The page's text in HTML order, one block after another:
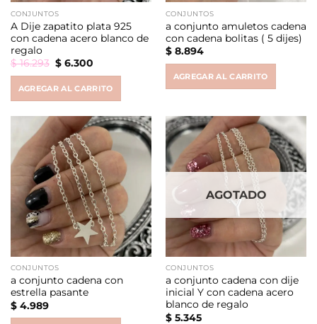
CONJUNTOS
A Dije zapatito plata 925
con cadena acero blanco de
regalo
$16.293 Original
price
$ 16.293.
$6.300Current
$ 6.300.
AGREGAR AL CARRITO
CONJUNTOS
a conjunto amuletos cadena
con cadena bolitas ( 5 dijes)
$8.894
AGREGAR AL CARRITO
CONJUNTOS
a conjunto cadena con
estrella pasante
$4.989
AGOTADO
CONJUNTOS
a conjunto cadena con dije
inicial Y con cadena acero
blanco de regalo
$5.345